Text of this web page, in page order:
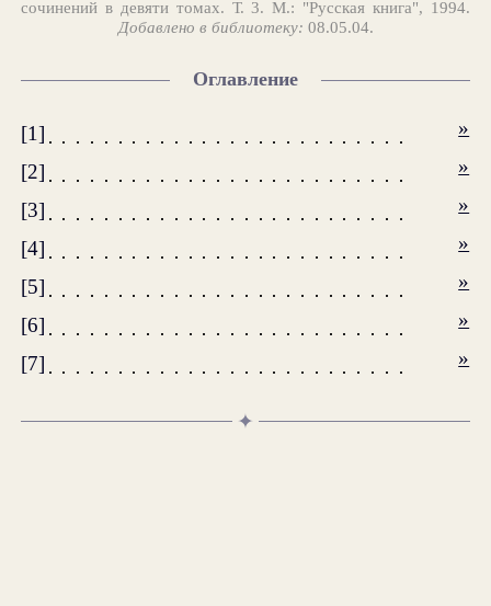
сочинений в девяти томах. Т. 3. М.: "Русская книга", 1994.
Добавлено в библиотеку: 08.05.04.
Оглавление
[1]
»
[2]
»
[3]
»
[4]
»
[5]
»
[6]
»
[7]
»
✦